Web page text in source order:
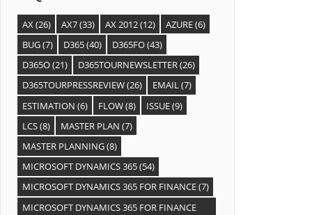
AX(26) AX7(33) AX 2012(12) AZURE(6)
BUG(7) D365(40) D365FO(43)
D365O(21) D365TOURNEWSLETTER(26)
D365TOURPRESSREVIEW(26) EMAIL(7)
ESTIMATION (6) FLOW(8) ISSUE(9)
LCS(8) MASTER PLAN (7)
MASTER PLANNING(8)
MICROSOFT DYNAMICS 365(54)
MICROSOFT DYNAMICS 365 FOR FINANCE(7)
MICROSOFT DYNAMICS 365 FOR FINANCE